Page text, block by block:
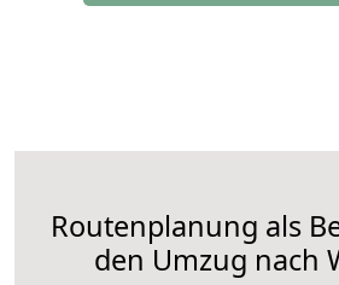
Routenplanung als
den Umzug nach